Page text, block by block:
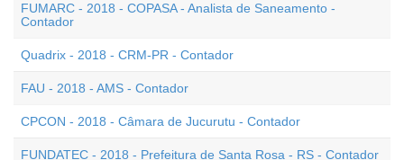
FUMARC - 2018 - COPASA - Analista de Saneamento -
Contador
Quadrix - 2018 - CRM-PR - Contador
FAU - 2018 - AMS - Contador
CPCON - 2018 - Câmara de Jucurutu - Contador
FUNDATEC - 2018 - Prefeitura de Santa Rosa - RS - Contador